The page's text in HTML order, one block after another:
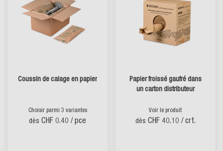
Coussin de calage en papier
Choisir parmi 3 variantes
dès CHF 0.40 / pce
Papier froissé gaufré dans
un carton distributeur
Voir le produit
dès CHF 40.10 / crt.